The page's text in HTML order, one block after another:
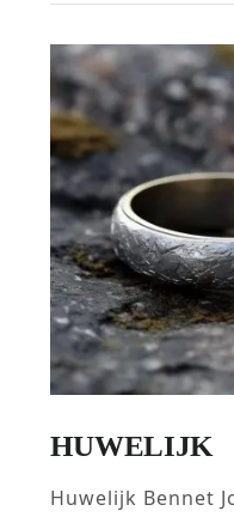
HUWELIJK
Huwelijk Bennet